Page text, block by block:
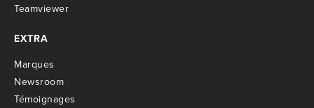
Teamviewer
EXTRA
Marques
Newsroom
Témoignages